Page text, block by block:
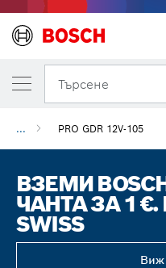
Търсене
... PRO GDR 12V-105
ВЗЕМИ
ЧАНТА ЗА 1
SWISS
Виж